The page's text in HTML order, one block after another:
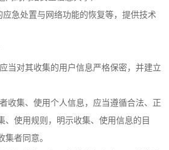
急处置与网络功能的恢复等，提供技术
对其收集的用户信息严格保密，并建立
集、使用个人信息，应当遵循合法、正
、使用规则，明示收集、使用信息的目
集者同意。